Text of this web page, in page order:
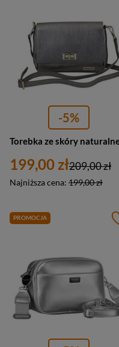
-5%
199,00 zł
Najniższa cena: 199,00 zł
209,00 zł
PROMOCJA